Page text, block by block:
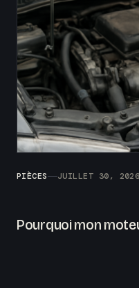
PIÈCES JUILLET 30,
Pourquoi mon